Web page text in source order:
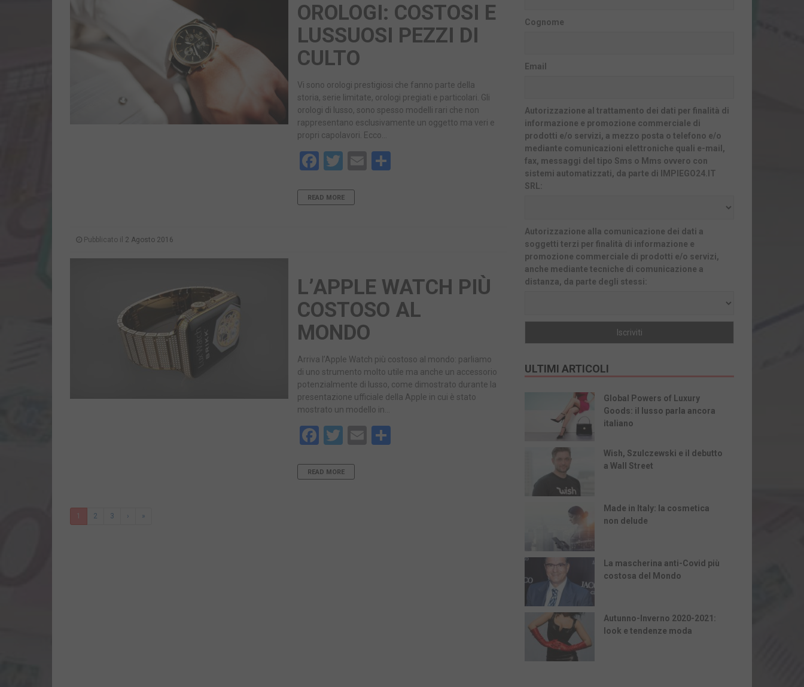
OROLOGI: COSTOSI E
LUSSUOSI PEZZI DI
CULTO
Vi sono orologi prestigiosi che fanno parte della
storia, serie limitate, orologi pregiati e particolari. Gli
orologi di lusso, sono spesso modelli rari che non
rappresentano esclusivamente un oggetto ma veri e
propri capolavori. Ecco…
Facebook
TwitterEmail
READ MORE
Pubblicato il 2 Agosto 2016
L’APPLE WATCH PIÙ
COSTOSO AL
MONDO
Arriva l’Apple Watch più costoso al mondo: parliamo
di uno strumento molto utile ma anche un accessorio
potenzialmente di lusso, come dimostrato durante la
presentazione ufficiale della Apple in cui è stato
mostrato un modello in…
Facebook
TwitterEmail
READ MORE
1 2 3 › »
Cognome
Email
Autorizzazione al trattamento dei dati per finalità di
informazione e promozione commerciale di
prodotti e/o servizi, a mezzo posta o telefono e/o
mediante comunicazioni elettroniche quali e-mail,
fax, messaggi del tipo Sms o Mms ovvero con
sistemi automatizzati, da parte di IMPIEGO24.IT
SRL:
Autorizzazione alla comunicazione dei dati a
soggetti terzi per finalità di informazione e
promozione commerciale di prodotti e/o servizi,
anche mediante tecniche di comunicazione a
distanza, da parte degli stessi:
ULTIMI ARTICOLI
Global Powers of Luxury
Goods: il lusso parla ancora
italiano
Wish, Szulczewski e il debutto
a Wall Street
Made in Italy: la cosmetica
non delude
La mascherina anti-Covid più
costosa del Mondo
Autunno-Inverno 2020-2021:
look e tendenze moda